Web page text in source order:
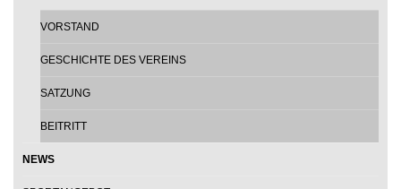
VORSTAND
GESCHICHTE DES VEREINS
SATZUNG
BEITRITT
NEWS